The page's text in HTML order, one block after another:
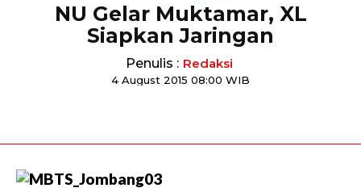
NU Gelar Muktamar, XL
Siapkan Jaringan
Penulis : Redaksi
4 August 2015 08:00 WIB